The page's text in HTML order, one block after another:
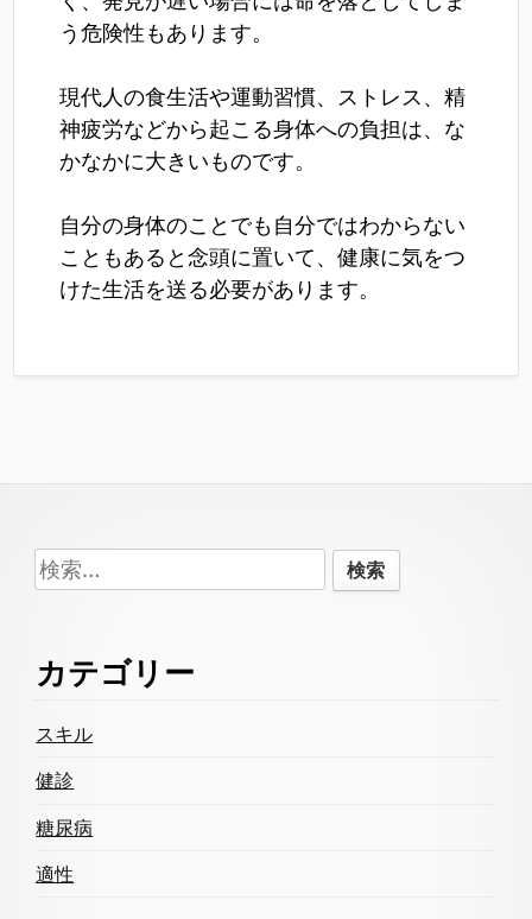
う危険性もあります。
現代人の食生活や運動習慣、ストレス、精
神疲労などから起こる身体への負担は、な
かなかに大きいものです。
自分の身体のことでも自分ではわからない
こともあると念頭に置いて、健康に気をつ
けた生活を送る必要があります。
Footer
Content
検
索:
カテゴリー
スキル
健診
糖尿病
適性